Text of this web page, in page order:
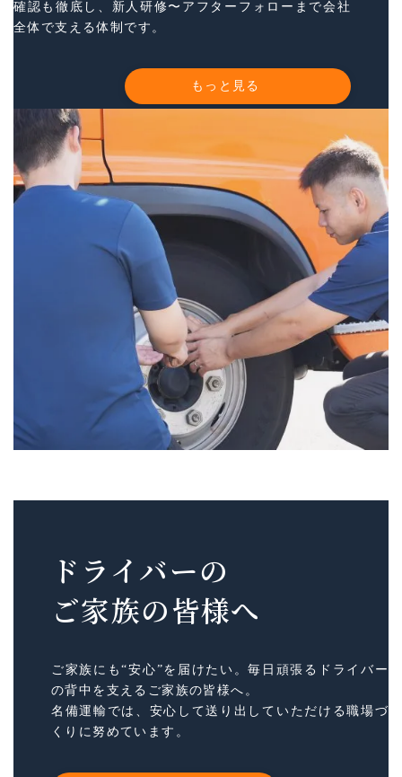
確認も徹底し、新人研修〜アフターフォローまで会社
全体で支える体制です。
もっと見る
ドライバーの
ご家族の皆様へ
ご家族にも“安心”を届けたい。毎日頑張るドライバー
の背中を支えるご家族の皆様へ。
名備運輸では、安心して送り出していただける職場づ
くりに努めています。